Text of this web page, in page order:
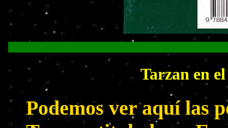
Tarzan en
Podemos ver aquí las